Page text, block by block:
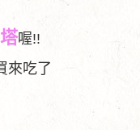
喔!!
來吃了